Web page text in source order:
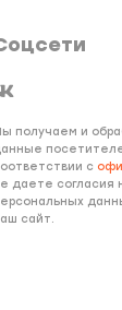
получаем и
с
даете согласия
сайт.